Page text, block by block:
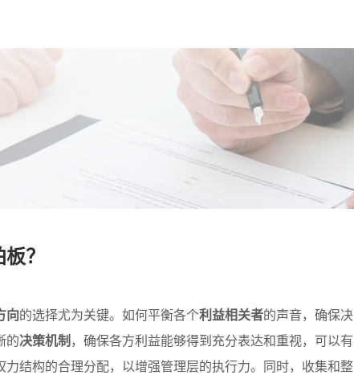
？​
向的选择尤为关键。如何平衡各个利益相关者的声音，确保决
的决策机制，确保各方利益能够得到充分表达和重视，可以有
结构的合理分配，以增强管理层的执行力。同时，收集和整